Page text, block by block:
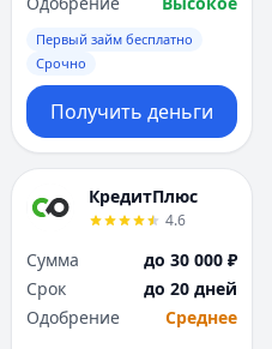
Первый займ бесплатно
Срочно
Получить деньги
КредитПлюс
4.6
Сумма
до 30 000 ₽
Срок
до 20 дней
Одобрение
Среднее